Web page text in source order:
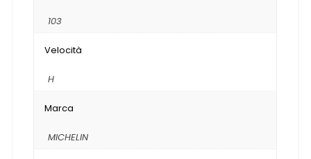
103
Velocità
H
Marca
MICHELIN